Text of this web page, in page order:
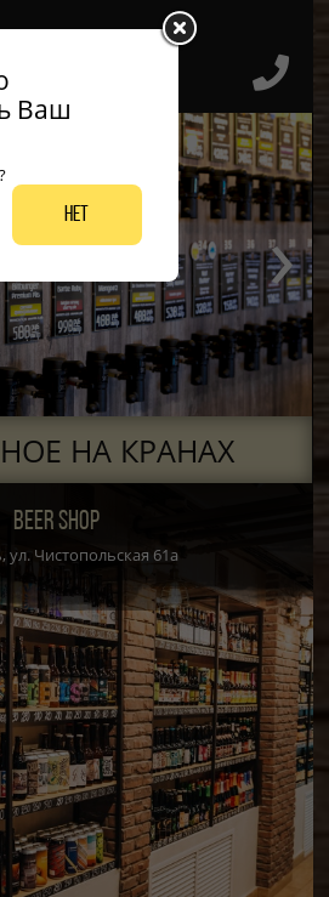
›
НА КРАНАХ
BEER SHOP
ул. Чистопольская 61а
Ваш
Нет